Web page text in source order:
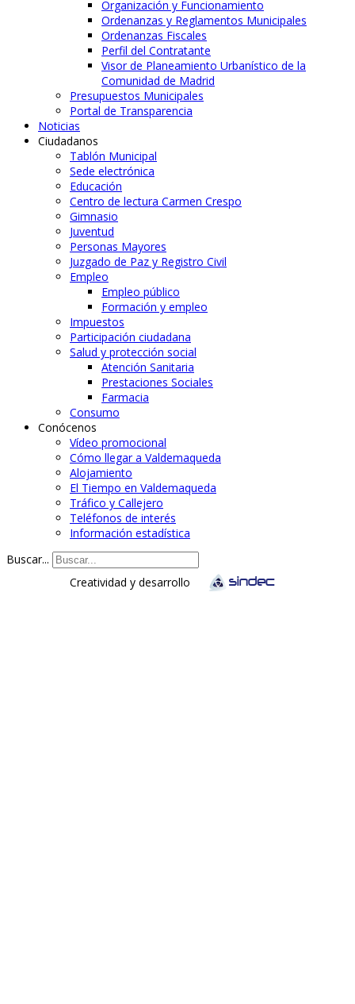
Organización y Funcionamiento
Ordenanzas y Reglamentos Municipales
Ordenanzas Fiscales
Perfil del Contratante
Visor de Planeamiento Urbanístico de la
Comunidad de Madrid
Presupuestos Municipales
Portal de Transparencia
Noticias
Ciudadanos
Tablón Municipal
Sede electrónica
Educación
Centro de lectura Carmen Crespo
Gimnasio
Juventud
Personas Mayores
Juzgado de Paz y Registro Civil
Empleo
Empleo público
Formación y empleo
Impuestos
Participación ciudadana
Salud y protección social
Atención Sanitaria
Prestaciones Sociales
Farmacia
Consumo
Conócenos
Vídeo promocional
Cómo llegar a Valdemaqueda
Alojamiento
El Tiempo en Valdemaqueda
Tráfico y Callejero
Teléfonos de interés
Información estadística
Buscar...
Creatividad y desarrollo